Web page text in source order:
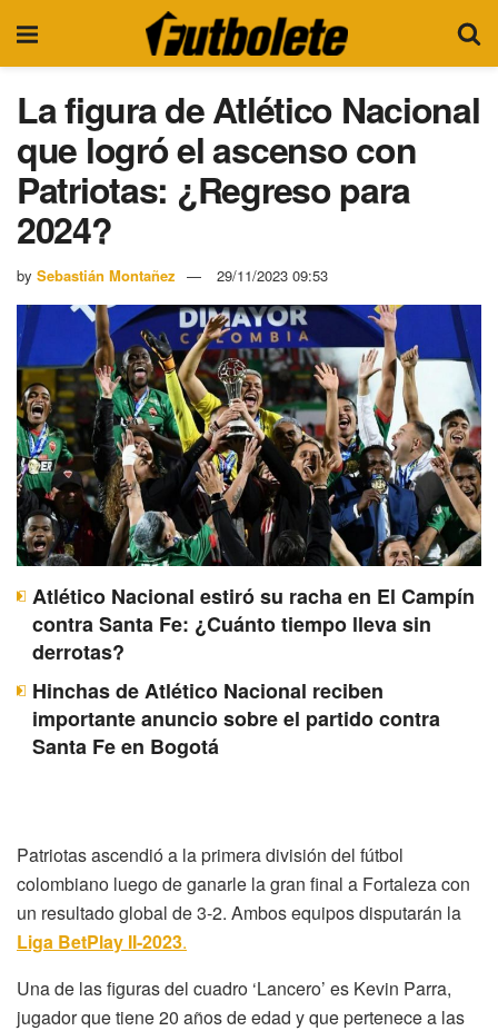
La figura de Atlético Nacional
que logró el ascenso con
Patriotas: ¿Regreso para
2024?
by Sebastián Montañez 29/11/2023 09:53
Atlético Nacional estiró su racha en El Campín
contra Santa Fe: ¿Cuánto tiempo lleva sin
derrotas?
Hinchas de Atlético Nacional reciben
importante anuncio sobre el partido contra
Santa Fe en Bogotá
Patriotas ascendió a la primera división del fútbol
colombiano luego de ganarle la gran final a Fortaleza con
un resultado global de 3-2. Ambos equipos disputarán la
Liga BetPlay II-2023.
Una de las figuras del cuadro ‘Lancero’ es Kevin Parra,
jugador que tiene 20 años de edad y que pertenece a las